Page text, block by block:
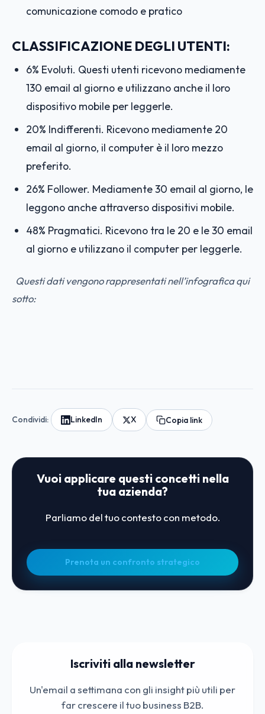
comunicazione comodo e pratico
CLASSIFICAZIONE DEGLI UTENTI:
6% Evoluti. Questi utenti ricevono mediamente
130 email al giorno e utilizzano anche il loro
dispositivo mobile per leggerle.
20% Indifferenti. Ricevono mediamente 20
email al giorno, il computer è il loro mezzo
preferito.
26% Follower. Mediamente 30 email al giorno, le
leggono anche attraverso dispositivi mobile.
48% Pragmatici. Ricevono tra le 20 e le 30 email
al giorno e utilizzano il computer per leggerle.
Questi dati vengono rappresentati nell’infografica qui
sotto:
Condividi: LinkedIn X Copia link
Vuoi applicare questi concetti nella
tua azienda?
Parliamo del tuo contesto con metodo.
Prenota un confronto strategico
Iscriviti alla newsletter
Un'email a settimana con gli insight più utili per
far crescere il tuo business B2B.